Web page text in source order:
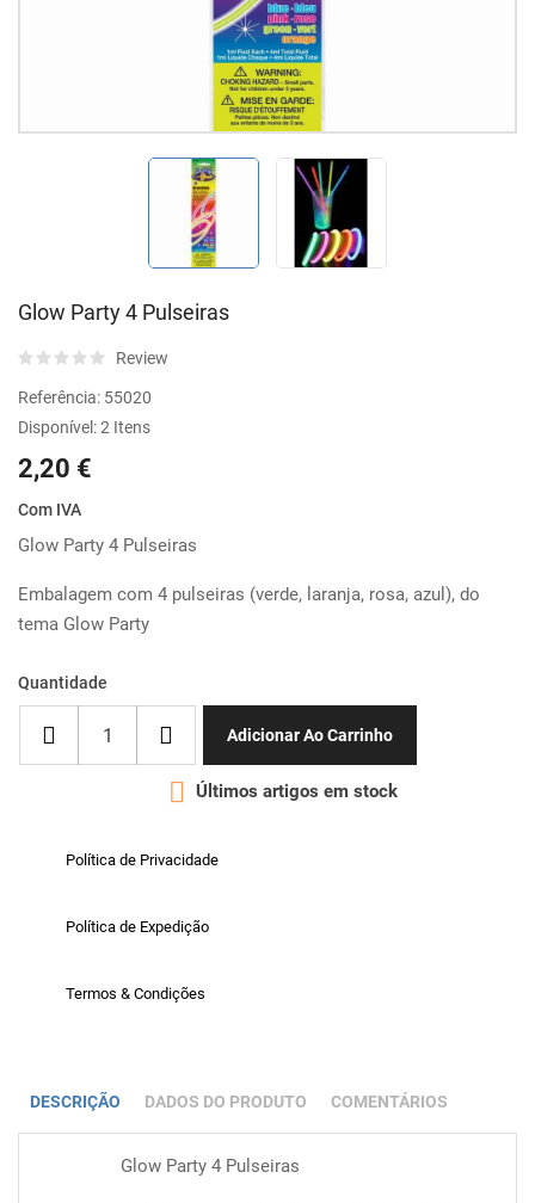
Glow Party 4 Pulseiras
Review
Referência: 55020
Disponível:2 Itens
2,20 €
Com IVA
Glow Party 4 Pulseiras
Embalagem com 4 pulseiras (verde, laranja, rosa, azul), do
tema Glow Party
Quantidade
Adicionar Ao Carrinho
 Últimos artigos em stock
Política de Privacidade
Política de Expedição
Termos & Condições
DESCRIÇÃO DADOS DO PRODUTO COMENTÁRIOS
Glow Party 4 Pulseiras